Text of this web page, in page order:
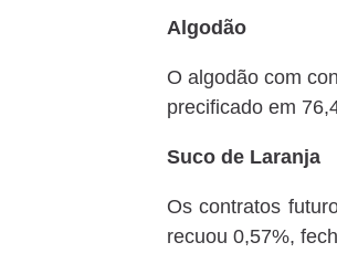
Algodão
O algodão com
precificado em 7
Suco de Laranja
Os contratos
recuou 0,57%,